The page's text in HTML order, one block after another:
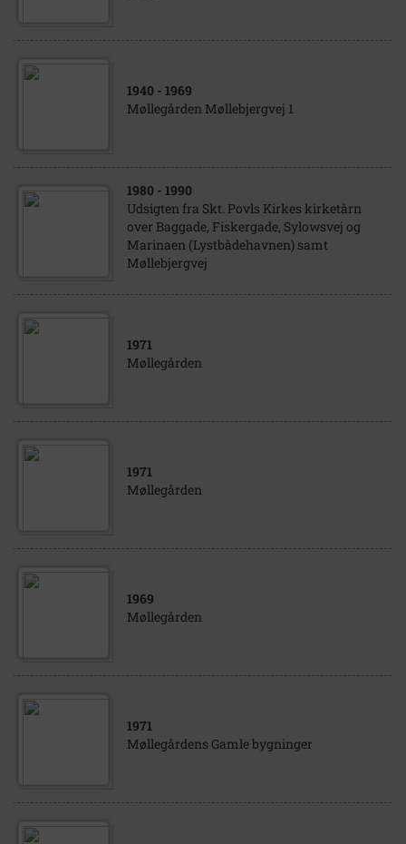
1940 - 1969
Møllegården Møllebjergvej 1
1980 - 1990
Udsigten fra Skt. Povls Kirkes kirketårn
over Baggade, Fiskergade, Sylowsvej og
Marinaen (Lystbådehavnen) samt
Møllebjergvej
1971
Møllegården
1971
Møllegården
1969
Møllegården
1971
Møllegårdens Gamle bygninger